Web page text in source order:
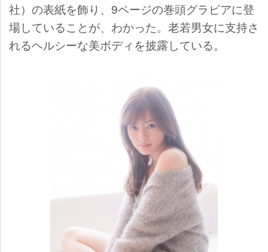
社）の表紙を飾り、9ページの巻頭グラビアに登
場していることが、わかった。老若男女に支持さ
れるヘルシーな美ボディを披露している。